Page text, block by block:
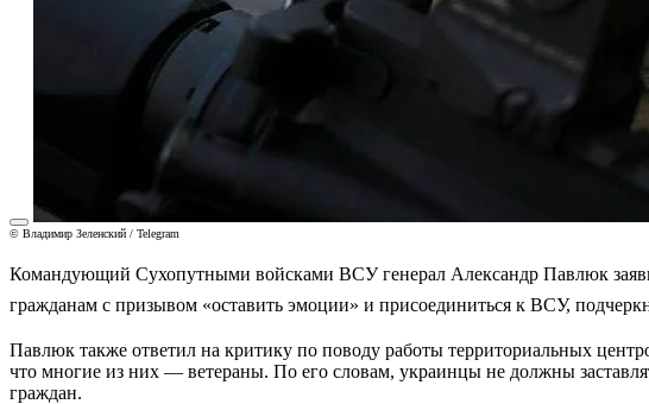
© Владимир Зеленский / Telegram
Командующий Сухопутными войсками ВСУ генерал Александр Павлюк
гражданам с призывом «оставить эмоции» и присоединиться к ВСУ,
Павлюк также ответил на критику по поводу работы территориальных
что многие из них — ветераны. По его словам, украинцы не должны
граждан.